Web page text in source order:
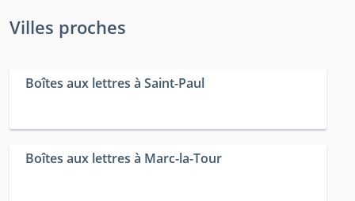
Villes proches
Boîtes aux lettres à Saint-Paul
Boîtes aux lettres à Marc-la-Tour